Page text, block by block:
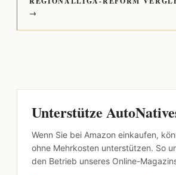
→
Unterstütze
Wenn Sie bei Amazon einkaufen,
ohne Mehrkosten unterstützen. So
den Betrieb unseres Online-